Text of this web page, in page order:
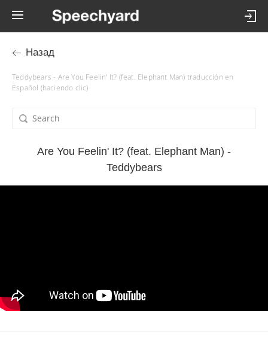
Назад
Teddybears - Are You Feelin' It? (feat. Elephant Man) traducción en
Español (haciendo clic)
Are You Feelin' It? (feat. Elephant Man) -
Teddybears